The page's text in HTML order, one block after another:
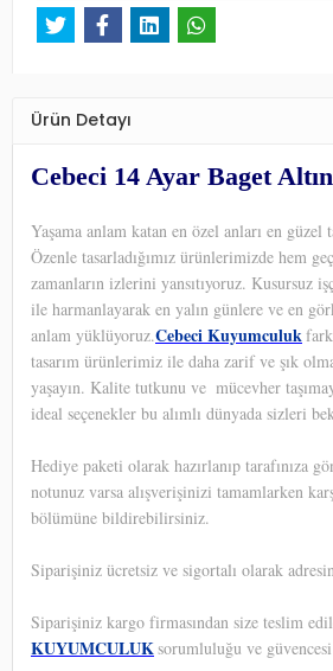
Ürün Detayı
Cebeci 14 Ayar Baget
Yaşama anlam katan en özel anları en güzel
Özenle tasarladığımız ürünlerimizde hem
zamanların izlerini yansıtıyoruz. Kusursuz
ile harmanlayarak en yalın günlere ve en
anlam yüklüyoruz.Cebeci Kuyumculuk
tasarım ürünlerimiz ile daha zarif ve şık
yaşayın. Kalite tutkunu ve mücevher
ideal seçenekler bu alımlı dünyada sizleri
Hediye paketi olarak hazırlanıp tarafınıza
notunuz varsa alışverişinizi tamamlarken
bölümüne bildirebilirsiniz.
Siparişiniz ücretsiz ve sigortalı olarak
Siparişiniz kargo firmasından size teslim
KUYUMCULUKsorumluluğu ve güvencesi